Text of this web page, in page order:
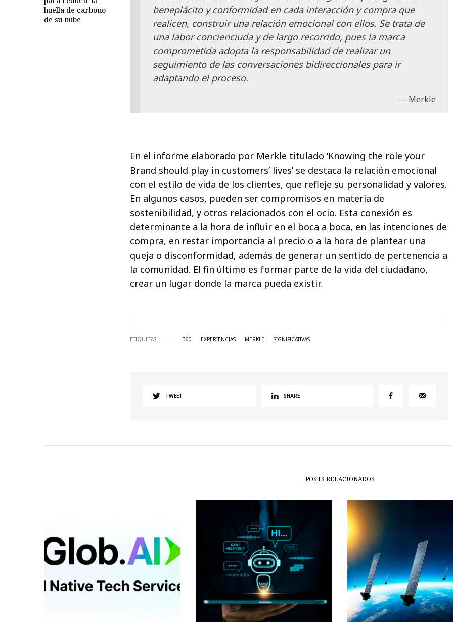
huella de carbono
de su nube
beneplácito y conformidad en cada interacción y compra que
realicen, construir una relación emocional con ellos. Se trata de
una labor concienciuda y de largo recorrido, pues la marca
comprometida adopta la responsabilidad de realizar un
seguimiento de las conversaciones bidireccionales para ir
adaptando el proceso.
Merkle
En el informe elaborado por Merkle titulado ‘Knowing the role your
Brand should play in customers’ lives’ se destaca la relación emocional
con el estilo de vida de los clientes, que refleje su personalidad y valores.
En algunos casos, pueden ser compromisos en materia de
sostenibilidad, y otros relacionados con el ocio. Esta conexión es
determinante a la hora de influir en el boca a boca, en las intenciones de
compra, en restar importancia al precio o a la hora de plantear una
queja o disconformidad, además de generar un sentido de pertenencia a
la comunidad. El fin último es formar parte de la vida del ciudadano,
crear un lugar donde la marca pueda existir.
ETIQUETAS 360 EXPERIENCIAS MERKLE SIGNIFICATIVAS
TWEET SHARE
POSTS RELACIONADOS